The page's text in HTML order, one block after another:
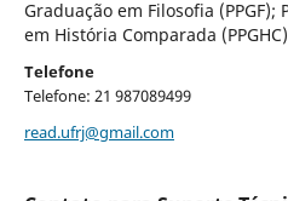
Graduação em Filosofia
em História Comparada
Telefone
Telefone: 21 987089499
read.ufrj@gmail.com